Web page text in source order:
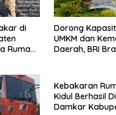
di
Rumah
Dorong
UMKM dan
Daerah, BRI
Kebakaran
Kidul Berhasil
Damkar